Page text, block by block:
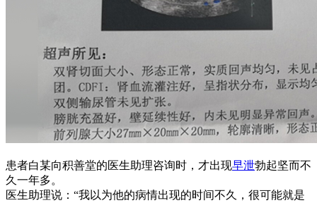
患者白某向积善堂的医生助理咨询时，才出现早泄勃起坚而不
久一年多。
医生助理说：“我以为他的病情出现的时间不久，很可能就是